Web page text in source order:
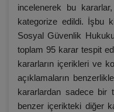
incelenerek bu
kategorize edildi. İşbu
Sosyal Güvenlik
toplam 95 karar tespit
kararların içerikleri ve
açıklamaların
kararlardan sadece bir
benzer içerikteki diğer